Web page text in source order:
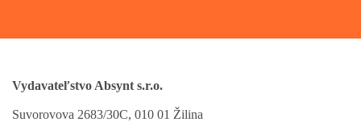
Vydavateľstvo Absynt s.r.o.
Suvorovova 2683/30C, 010 01 Žilina